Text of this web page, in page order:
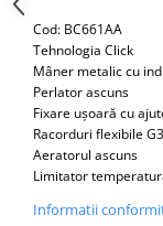
Cod: BC661AA
Tehnologia Click
Mâner metalic cu
Perlator ascuns
Fixare ușoară cu
Racorduri flexibile
Aeratorul ascuns
Limitator
Informatii